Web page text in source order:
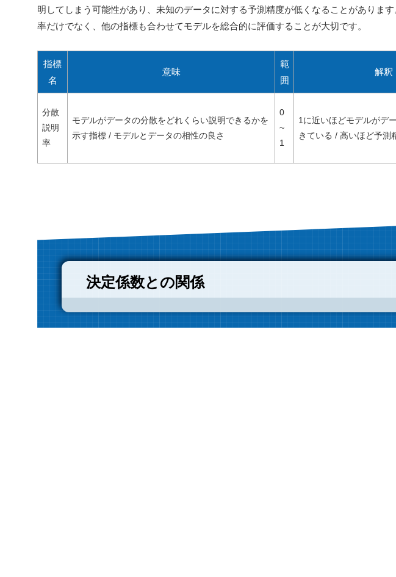
明してしまう可能性があり、未知のデータに対する予測精度が低くなることがありま
率だけでなく、他の指標も合わせてモデルを総合的に評価することが大切です。
指標
名
意味
範
囲
解釈
分散
説明
率
モデルがデータの分散をどれくらい説明できるかを
示す指標 / モデルとデータの相性の良さ
0
~
1
1に近いほどモデルがデ
きている / 高いほど予測
決定係数との関係